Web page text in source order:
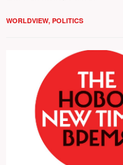
WORLDVIEW, POLITICS